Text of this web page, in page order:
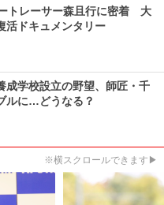
トレーサー森且行に密着 大
活ドキュメンタリー
成学校設立の野望、師匠・千
ルに…どうなる？
※横スクロールできます▶